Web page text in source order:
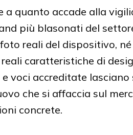
a quanto accade alla
più blasonati del
reali del dispositivo,
caratteristiche di
voci accreditate
che si affaccia sul
concrete.